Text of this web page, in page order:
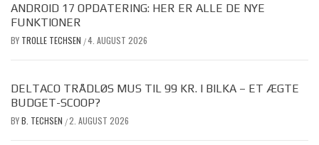
ANDROID 17 OPDATERING: HER ER ALLE DE NYE
FUNKTIONER
BY TROLLE TECHSEN /4. AUGUST 2026
DELTACO TRÅDLØS MUS TIL 99 KR. I BILKA – ET ÆGTE
BUDGET-SCOOP?
BYB. TECHSEN /2. AUGUST 2026